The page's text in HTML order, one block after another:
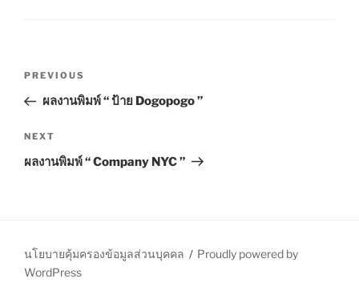
s
t
n
g
a
P
r
v
o
s
PREVIOUS
ผลงานพิมพ์ “ ป้าย Dogopogo ”
N
e
s
t
NEXT
ผลงานพิมพ์ “ Company NYC ”
นโยบายคุ้มครองข้อมูลส่วนบุคคล
Proudly powered by
WordPress